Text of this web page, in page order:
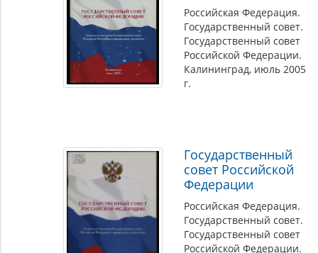
Российская Федерация.
Государственный совет.
Государственный совет
Российской Федерации.
Калининград, июль 2005
г.
Государственный
совет Российской
Федерации
Российская Федерация.
Государственный совет.
Государственный совет
Российской Федерации.